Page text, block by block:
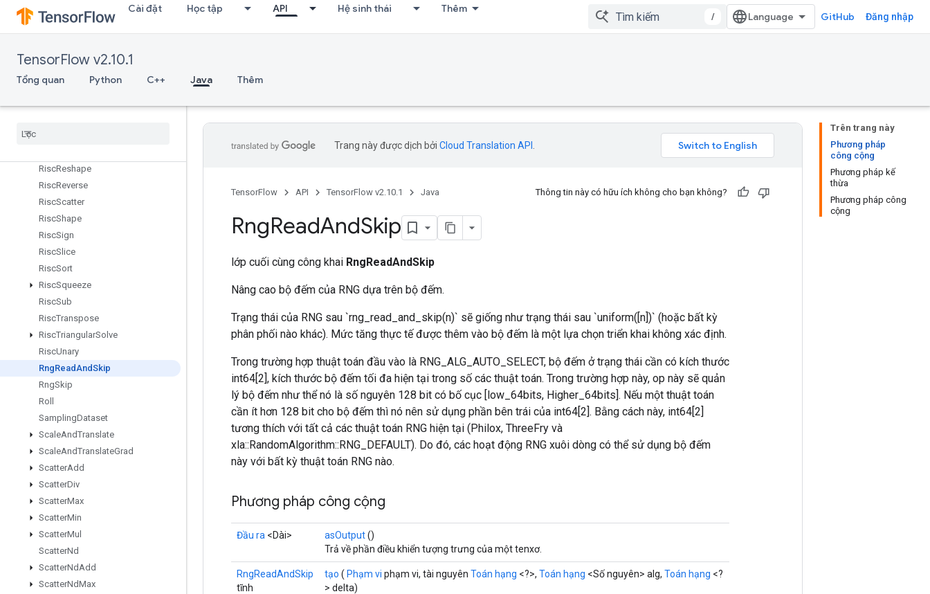
Cài đặt Học tập API Hệ sinh thái Thêm
/ GitHub Đăng nhập
TensorFlow v2.10.1
Tổng quan Python C++ Java Thêm
RiscMul
RiscNeg
RiscPad
RiscPow
RiscReshape
RiscReverse
RiscScatter
RiscShape
RiscSign
RiscSlice
RiscSort
RiscSqueeze
RiscSub
RiscTranspose
RiscTriangularSolve
RiscUnary
RngReadAndSkip
RngSkip
Roll
SamplingDataset
ScaleAndTranslate
ScaleAndTranslateGrad
ScatterAdd
ScatterDiv
ScatterMax
ScatterMin
ScatterMul
ScatterNd
ScatterNdAdd
ScatterNdMax
Trên trang này
Phương pháp
công cộng
Phương pháp kế
thừa
Phương pháp công
cộng
Trang này được dịch bởi Cloud Translation API
TensorFlow API TensorFlow v2.10.1 Java Thông tin này có hữu ích không cho bạn không?
RngReadAndSkip
lớp cuối cùng công khai RngReadAndSkip
Nâng cao bộ đếm của RNG dựa trên bộ đếm.
Trạng thái của RNG sau `rng_read_and_skip(n)` sẽ giống như trạng thái sau `uniform([n])` (hoặc bất kỳ
phân phối nào khác). Mức tăng thực tế được thêm vào bộ đếm là một lựa chọn triển khai không xác định.
Trong trường hợp thuật toán đầu vào là RNG_ALG_AUTO_SELECT, bộ đếm ở trạng thái cần có kích thước
int64[2], kích thước bộ đếm tối đa hiện tại trong số các thuật toán. Trong trường hợp này, op này sẽ quản
lý bộ đếm như thể nó là số nguyên 128 bit có bố cục [low_64bits, Higher_64bits]. Nếu một thuật toán
cần ít hơn 128 bit cho bộ đếm thì nó nên sử dụng phần bên trái của int64[2]. Bằng cách này, int64[2]
tương thích với tất cả các thuật toán RNG hiện tại (Philox, ThreeFry và
xla::RandomAlgorithm::RNG_DEFAULT). Do đó, các hoạt động RNG xuôi dòng có thể sử dụng bộ đếm
này với bất kỳ thuật toán RNG nào.
Phương pháp công cộng
Đầu ra <Dài> asOutput()
Trả về phần điều khiển tượng trưng của một tenxơ.
RngReadAndSkip
tĩnh
tạo ( Phạm vi phạm vi, tài nguyên Toán hạng <?>, Toán hạng <Số nguyên> alg, Toán hạng <?
> delta)